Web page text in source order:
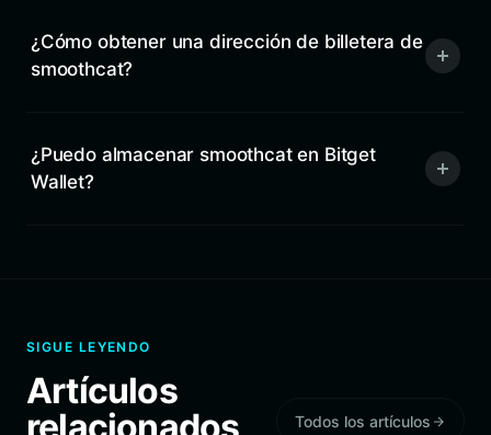
¿Cómo obtener una dirección de billetera de
smoothcat?
¿Puedo almacenar smoothcat en Bitget
Wallet?
SIGUE LEYENDO
Artículos
Todos los artículos